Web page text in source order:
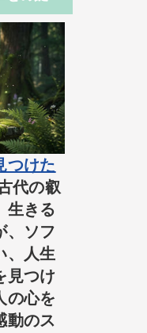
つけた
代の叡
生きる
、ソフ
、人生
見つけ
の心を
動のス